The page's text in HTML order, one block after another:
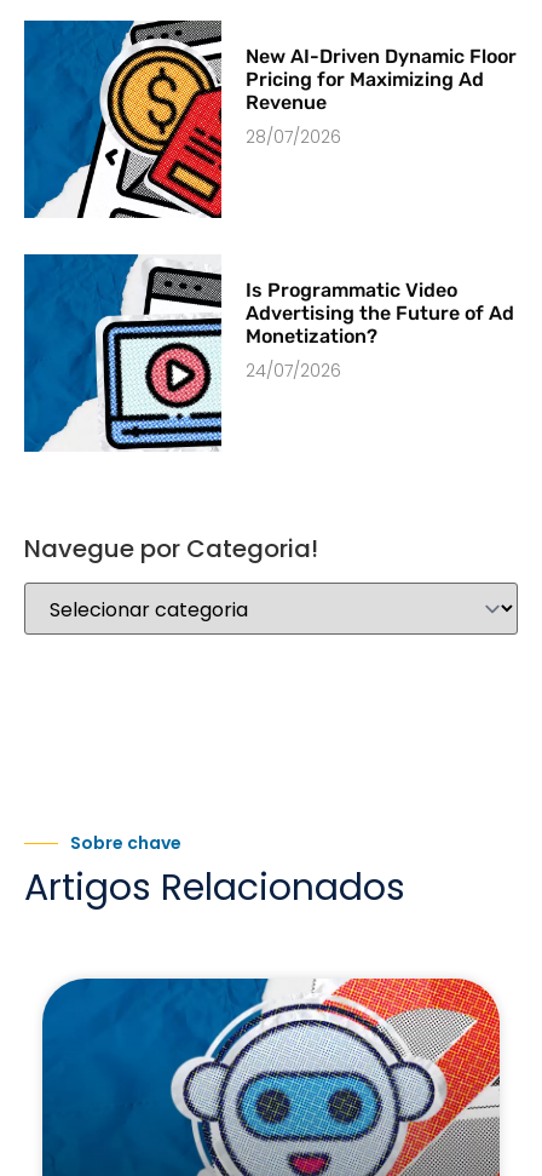
New AI-Driven Dynamic Floor
Pricing for Maximizing Ad
Revenue
28/07/2026
Is Programmatic Video
Advertising the Future of Ad
Monetization?
24/07/2026
Navegue por Categoria!
Sobre chave
Artigos Relacionados